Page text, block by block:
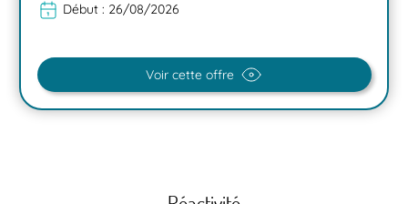
Début : 26/08/2026
Voir cette offre